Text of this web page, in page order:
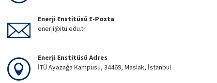
Enerji Enstitüsü E-Posta
enerji@itu.edu.tr
Enerji Enstitüsü Adres
İTÜ Ayazağa Kampüsü, 34469, Maslak, İstanbul